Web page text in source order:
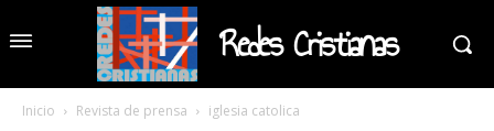
Redes Cristianas
Inicio Revista de prensa iglesia catolica